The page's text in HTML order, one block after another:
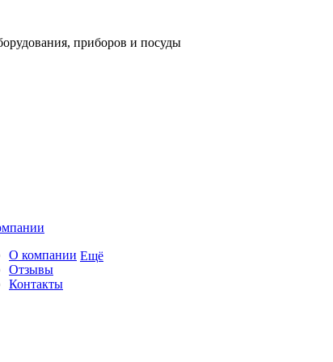
приборов и посуды
О компании
Отзывы
Контакты
Ещё